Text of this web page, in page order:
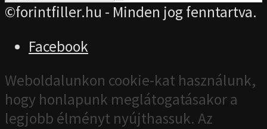
©forintfiller.hu - Minden jog fenntartva.
Facebook
Weboldalunkon cookie-kat használunk,
hogy honlapunk meglátogatásakor a
legjobb élményt nyújthassuk. Az